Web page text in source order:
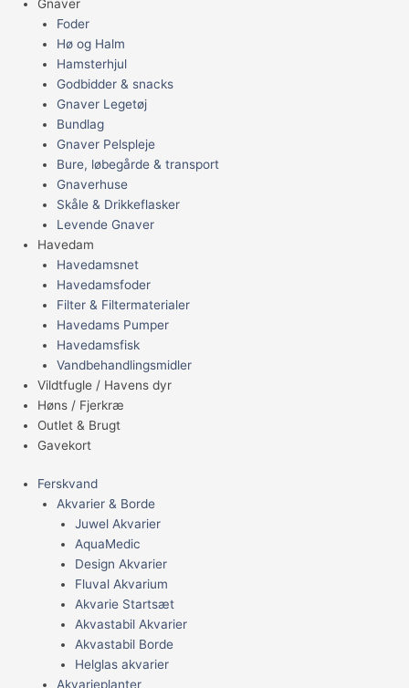
Gnaver
Foder
Hø og Halm
Hamsterhjul
Godbidder & snacks
Gnaver Legetøj
Bundlag
Gnaver Pelspleje
Bure, løbegårde & transport
Gnaverhuse
Skåle & Drikkeflasker
Levende Gnaver
Havedam
Havedamsnet
Havedamsfoder
Filter & Filtermaterialer
Havedams Pumper
Havedamsfisk
Vandbehandlingsmidler
Vildtfugle / Havens dyr
Høns / Fjerkræ
Outlet & Brugt
Gavekort
Ferskvand
Akvarier & Borde
Juwel Akvarier
AquaMedic
Design Akvarier
Fluval Akvarium
Akvarie Startsæt
Akvastabil Akvarier
Akvastabil Borde
Helglas akvarier
Akvarieplanter